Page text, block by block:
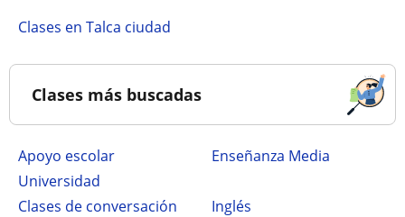
Clases en Talca ciudad
Clases más buscadas
Apoyo escolar
Enseñanza Media
Universidad
Clases de conversación
Inglés